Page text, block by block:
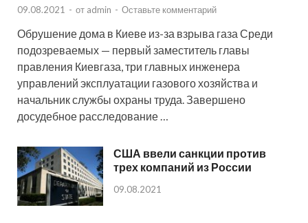
09.08.2021 - от admin - Оставьте комментарий
Обрушение дома в Киеве из-за взрыва газа Среди
подозреваемых — первый заместитель главы
правления Киевгаза, три главных инженера
управлений эксплуатации газового хозяйства и
начальник службы охраны труда. Завершено
досудебное расследование …
США ввели санкции против
трех компаний из России
09.08.2021